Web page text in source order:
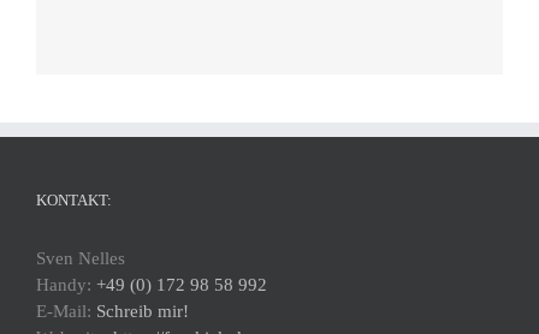
KONTAKT:
Sven Nelles
Handy: +49 (0) 172 98 58 992
E-Mail: Schreib mir!